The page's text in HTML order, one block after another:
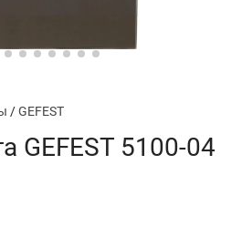
/GEFEST
GEFEST 5100-04